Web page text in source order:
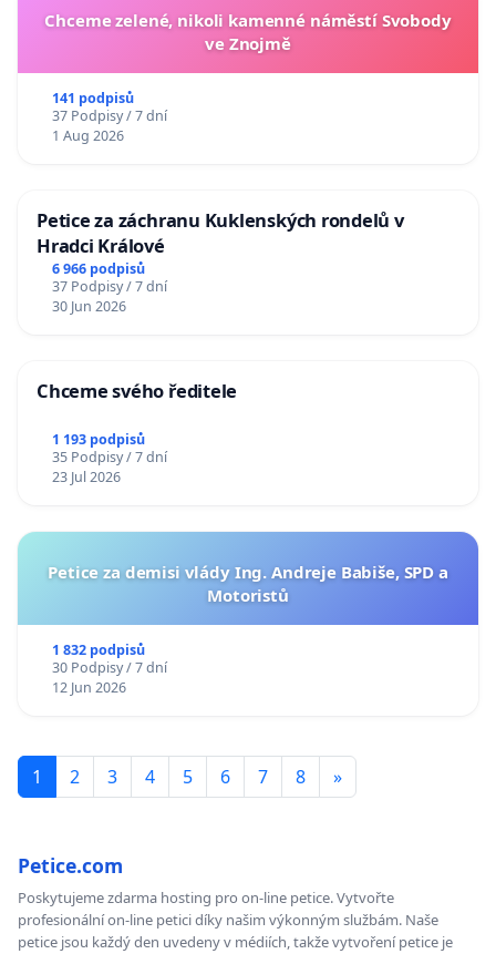
Chceme zelené, nikoli kamenné náměstí Svobody
ve Znojmě
141 podpisů
37 Podpisy / 7 dní
1 Aug 2026
Petice za záchranu Kuklenských rondelů v
Hradci Králové
6 966 podpisů
37 Podpisy / 7 dní
30 Jun 2026
Chceme svého ředitele
1 193 podpisů
35 Podpisy / 7 dní
23 Jul 2026
Petice za demisi vlády Ing. Andreje Babiše, SPD a
Motoristů
1 832 podpisů
30 Podpisy / 7 dní
12 Jun 2026
1 2 3 4 5 6 7 8 »
Petice.com
Poskytujeme zdarma hosting pro on-line petice. Vytvořte
profesionální on-line petici díky našim výkonným službám. Naše
petice jsou každý den uvedeny v médiích, takže vytvoření petice je